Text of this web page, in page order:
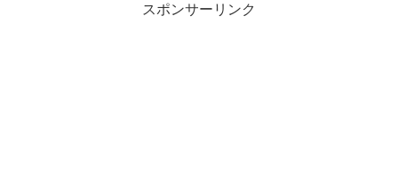
配信状況に加え、あらすじや感想もま
スポンサーリンク